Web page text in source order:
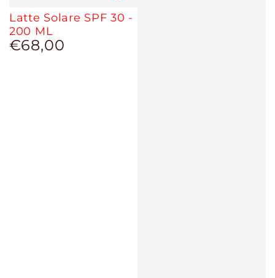
Latte Solare SPF 30 -
200 ML
Prezzo
regolare
€68,00